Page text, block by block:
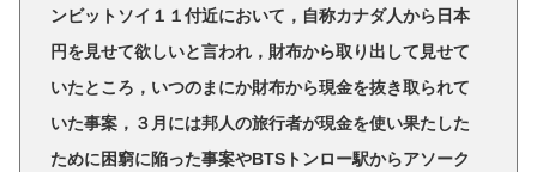
ンビットソイ１１付近において，自称カナダ人から日本
円を見せて欲しいと言われ，財布から取り出して見せて
いたところ，いつのまにか財布から現金を抜き取られて
いた事案，３月には邦人の旅行者が現金を使い果たした
ために困窮に陥った事案やBTSトンロー駅からアソーク